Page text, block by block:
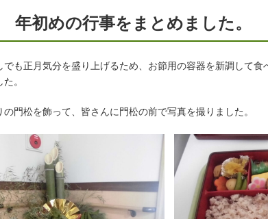
年初めの行事をまとめました。
でも正月気分を盛り上げるため、お節用の容器を新調して食
。
の門松を飾って、皆さんに門松の前で写真を撮りました。